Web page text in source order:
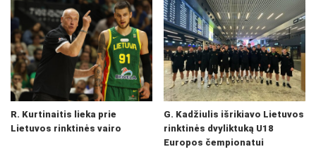
R. Kurtinaitis lieka prie
Lietuvos rinktinės vairo
G. Kadžiulis išrikiavo Lietuvos
rinktinės dvyliktuką U18
Europos čempionatui